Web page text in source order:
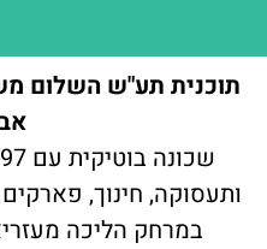
תוכנית תע"ש השלום
ותעסוקה, חינוך,
במרחק הליכה